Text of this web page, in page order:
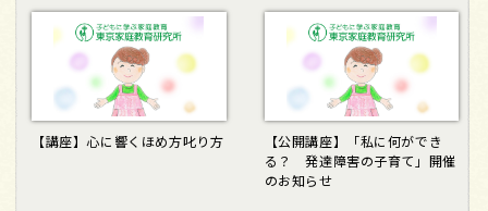
【講座】心に響くほめ方叱り方
【公開講座】「私に何ができ
る？ 発達障害の子育て」開催
のお知らせ